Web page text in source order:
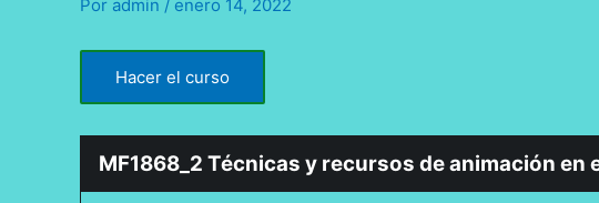
Por admin / enero 14, 2022
Hacer el curso
MF1868_2 Técnicas y recursos de animación en